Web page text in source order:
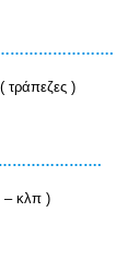
)
– κλπ )